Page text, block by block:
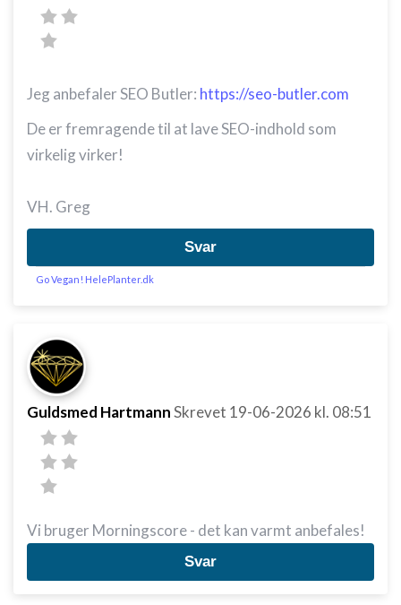
Jeg anbefaler SEO Butler: https://seo-butler.com
De er fremragende til at lave SEO-indhold som
virkelig virker!
VH. Greg
Svar
Go Vegan! HelePlanter.dk
Guldsmed HartmannSkrevet 19-06-2026 kl. 08:51
Vi bruger Morningscore - det kan varmt anbefales!
Svar
Identificere enheder baseret på aktivt
anmodede oplysninger
Nødvendig
Ydeevne
Annoncering / marketing